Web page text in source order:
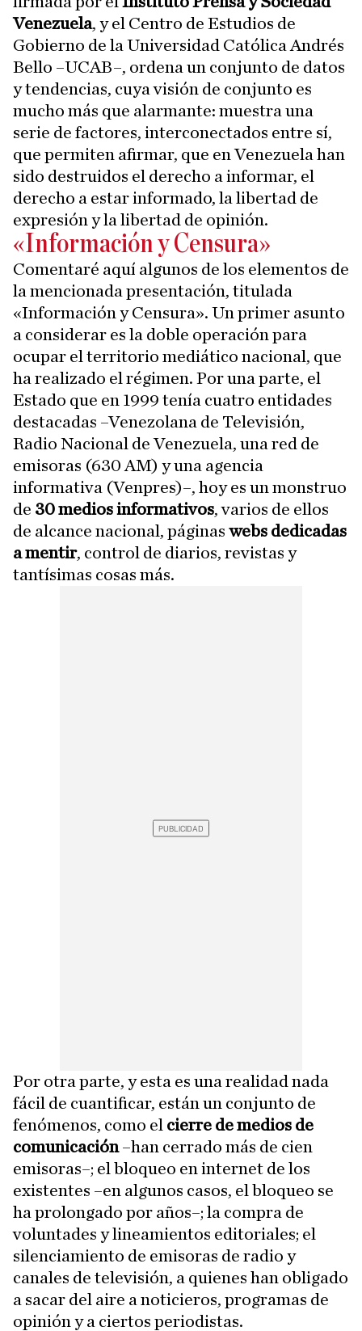
Venezuela, y el Centro de Estudios de
Gobierno de la Universidad Católica Andrés
Bello –UCAB–, ordena un conjunto de datos
y tendencias, cuya visión de conjunto es
mucho más que alarmante: muestra una
serie de factores, interconectados entre sí,
que permiten afirmar, que en Venezuela han
sido destruidos el derecho a informar, el
derecho a estar informado, la libertad de
expresión y la libertad de opinión.
«Información y Censura»
Comentaré aquí algunos de los elementos de
la mencionada presentación, titulada
«Información y Censura». Un primer asunto
a considerar es la doble operación para
ocupar el territorio mediático nacional, que
ha realizado el régimen. Por una parte, el
Estado que en 1999 tenía cuatro entidades
destacadas –Venezolana de Televisión,
Radio Nacional de Venezuela, una red de
emisoras (630 AM) y una agencia
informativa (Venpres)–, hoy es un monstruo
de 30 medios informativos, varios de ellos
de alcance nacional, páginas webs dedicadas
a mentir, control de diarios, revistas y
tantísimas cosas más.
Por otra parte, y esta es una realidad nada
fácil de cuantificar, están un conjunto de
fenómenos, como el cierre de medios de
comunicación–han cerrado más de cien
emisoras–; el bloqueo en internet de los
existentes –en algunos casos, el bloqueo se
ha prolongado por años–; la compra de
voluntades y lineamientos editoriales; el
silenciamiento de emisoras de radio y
canales de televisión, a quienes han obligado
a sacar del aire a noticieros, programas de
opinión y a ciertos periodistas.